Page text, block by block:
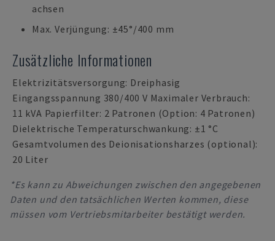
achsen
Max. Verjüngung: ±45°/400 mm
Zusätzliche Informationen
Elektrizitätsversorgung: Dreiphasig
Eingangsspannung 380/400 V Maximaler Verbrauch:
11 kVA Papierfilter: 2 Patronen (Option: 4 Patronen)
Dielektrische Temperaturschwankung: ±1 °C
Gesamtvolumen des Deionisationsharzes (optional):
20 Liter
*Es kann zu Abweichungen zwischen den angegebenen
Daten und den tatsächlichen Werten kommen, diese
müssen vom Vertriebsmitarbeiter bestätigt werden.